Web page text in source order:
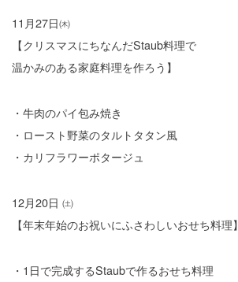
11月27日㈭
【クリスマスにちなんだStaub料理で
温かみのある家庭料理を作ろう】
・牛肉のパイ包み焼き
・ロースト野菜のタルトタタン風
・カリフラワーポタージュ
12月20日 ㈯
【年末年始のお祝いにふさわしいおせち料理】
・1日で完成するStaubで作るおせち料理